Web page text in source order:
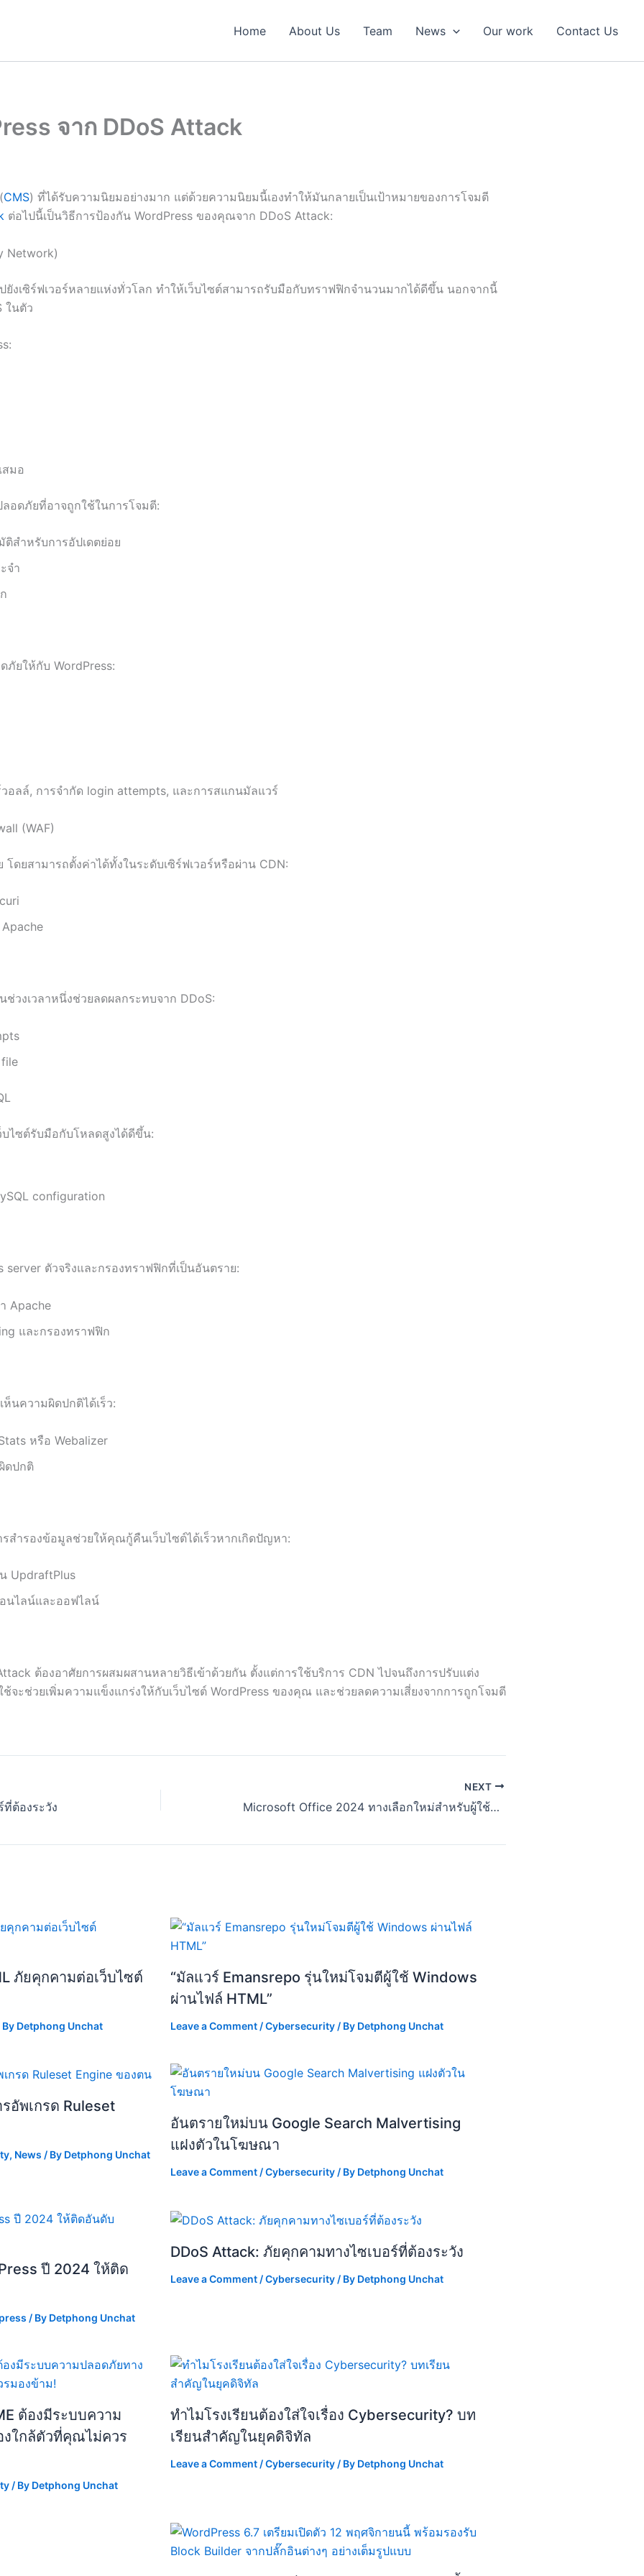
Home About Us Team News Our work Contact Us
จาก DDoS Attack
CMS) ที่ได้รับความนิยมอย่างมาก แต่ด้วยความนิยมนี้เองทำให้มันกลายเป็นเป้าหมายของการโจมตี
ต่อไปนี้เป็นวิธีการป้องกัน WordPress ของคุณจาก DDoS Attack:
Network)
ยังเซิร์ฟเวอร์หลายแห่งทั่วโลก ทำให้เว็บไซต์สามารถรับมือกับทราฟฟิกจำนวนมากได้ดีขึ้น นอกจากนี้
ในตัว
สมอ
อดภัยที่อาจถูกใช้ในการโจมตี:
ติสำหรับการอัปเดตย่อย
จำ
ยให้กับ WordPress:
อลล์, การจำกัด login attempts, และการสแกนมัลแวร์
(WAF)
ดยสามารถตั้งค่าได้ทั้งในระดับเซิร์ฟเวอร์หรือผ่าน CDN:
วงเวลาหนึ่งช่วยลดผลกระทบจาก DDoS:
บไซต์รับมือกับโหลดสูงได้ดีขึ้น:
configuration
ตัวจริงและกรองทราฟฟิกที่เป็นอันตราย:
Apache
และกรองทราฟฟิก
นความผิดปกติได้เร็ว:
หรือ Webalizer
ดปกติ
สำรองข้อมูลช่วยให้คุณกู้คืนเว็บไซต์ได้เร็วหากเกิดปัญหา:
UpdraftPlus
นไลน์และออฟไลน์
ต้องอาศัยการผสมผสานหลายวิธีเข้าด้วยกัน ตั้งแต่การใช้บริการ CDN ไปจนถึงการปรับแต่ง
ช้จะช่วยเพิ่มความแข็งแกร่งให้กับเว็บไซต์ WordPress ของคุณ และช่วยลดความเสี่ยงจากการถูกโจมตี
ต้องระวัง
NEXT
Microsoft Office 2024 ทางเลือกใหม่สำหรับผู้ใช้ที่ต้องการจ่ายครั้งเดียว
ภัยคุกคามต่อเว็บไซต์
Detphong Unchat
“มัลแวร์ Emansrepo รุ่นใหม่โจมตีผู้ใช้ Windows
ผ่านไฟล์ HTML”
Leave a Comment /Cybersecurity/ By Detphong Unchat
อัพเกรด Ruleset
, News / By Detphong Unchat
อันตรายใหม่บน Google Search Malvertising
แฝงตัวในโฆษณา
Leave a Comment /Cybersecurity/ By Detphong Unchat
ปี 2024 ให้ติด
/ By Detphong Unchat
DDoS Attack: ภัยคุกคามทางไซเบอร์ที่ต้องระวัง
Leave a Comment /Cybersecurity/ By Detphong Unchat
ต้องมีระบบความ
งใกล้ตัวที่คุณไม่ควร
/ By Detphong Unchat
ทำไมโรงเรียนต้องใส่ใจเรื่อง Cybersecurity? บท
เรียนสำคัญในยุคดิจิทัล
Leave a Comment /Cybersecurity/ By Detphong Unchat